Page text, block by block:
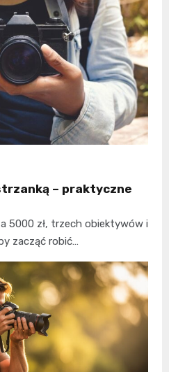
– praktyczne
5000 zł, trzech obiektywów i
zacząć robić…